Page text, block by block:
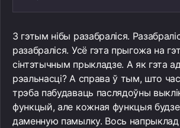
З гэтым нібы разабраліся.
разабраліся. Усё гэта прыгожа на
сінтэтычным прыкладзе. А як гэта
рэальнасці? А справа ў тым, што
трэба пабудаваць паслядоўны
функцый, але кожная функцыя
даменную памылку. Вось